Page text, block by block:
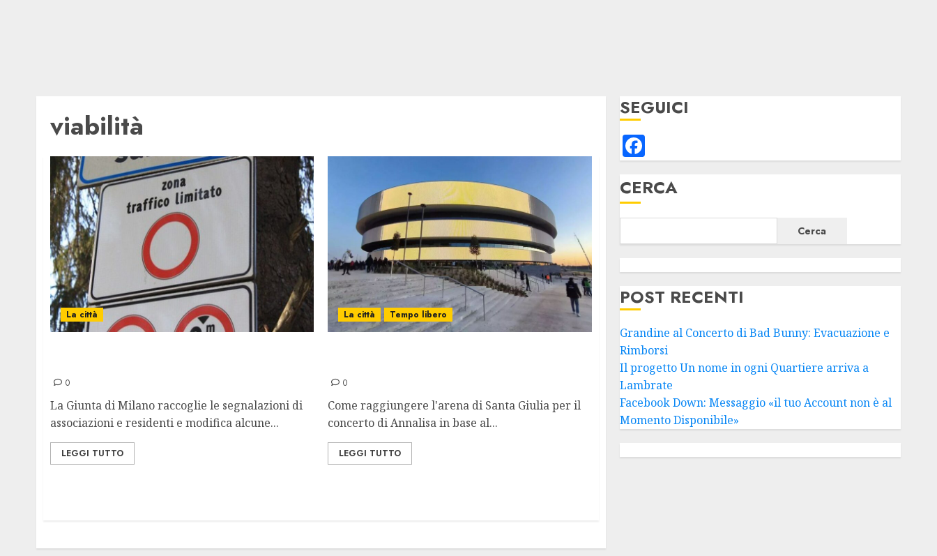
viabilità
La città
0
La Giunta di Milano raccoglie le segnalazioni di
associazioni e residenti e modifica alcune...
LEGGI TUTTO
La città Tempo libero
0
Come raggiungere l'arena di Santa Giulia per il
concerto di Annalisa in base al...
LEGGI TUTTO
SEGUICI
Facebook
CERCA
Cerca
POST RECENTI
Grandine al Concerto di Bad Bunny: Evacuazione e
Rimborsi
Il progetto Un nome in ogni Quartiere arriva a
Lambrate
Facebook Down: Messaggio «il tuo Account non è al
Momento Disponibile»